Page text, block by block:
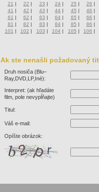
21 | 22 | 23 | 24 | 25 | 26 |
41 | 42 | 43 | 44 | 45 | 46 |
61 | 62 | 63 | 64 | 65 | 66 |
81 | 82 | 83 | 84 | 85 | 86 |
101 | 102 | 103 | 104 | 105 | 106 |
Ak ste nenašli požadovaný
Druh nosiča (Blu–
Ray,DVD,LP,Iné):
Interpret: (ak hľadáte
film, pole nevypĺňajte)
Titul:
Váš e-mail:
Opíšte obrázok: